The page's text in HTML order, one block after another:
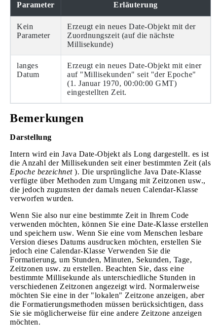
Parameter Erläuterung
Kein
Parameter
Erzeugt ein neues Date-Objekt mit der
Zuordnungszeit (auf die nächste
Millisekunde)
langes
Datum
Erzeugt ein neues Date-Objekt mit einer
auf "Millisekunden" seit "der Epoche"
(1. Januar 1970, 00:00:00 GMT)
eingestellten Zeit.
Bemerkungen
Darstellung
Intern wird ein Java Date-Objekt als Long dargestellt. es ist
die Anzahl der Millisekunden seit einer bestimmten Zeit (als
Epoche bezeichnet). Die ursprüngliche Java Date-Klasse
verfügte über Methoden zum Umgang mit Zeitzonen usw.,
die jedoch zugunsten der damals neuen Calendar-Klasse
verworfen wurden.
Wenn Sie also nur eine bestimmte Zeit in Ihrem Code
verwenden möchten, können Sie eine Date-Klasse erstellen
und speichern usw. Wenn Sie eine vom Menschen lesbare
Version dieses Datums ausdrucken möchten, erstellen Sie
jedoch eine Calendar-Klasse Verwenden Sie die
Formatierung, um Stunden, Minuten, Sekunden, Tage,
Zeitzonen usw. zu erstellen. Beachten Sie, dass eine
bestimmte Millisekunde als unterschiedliche Stunden in
verschiedenen Zeitzonen angezeigt wird. Normalerweise
möchten Sie eine in der "lokalen" Zeitzone anzeigen, aber
die Formatierungsmethoden müssen berücksichtigen, dass
Sie sie möglicherweise für eine andere Zeitzone anzeigen
möchten.